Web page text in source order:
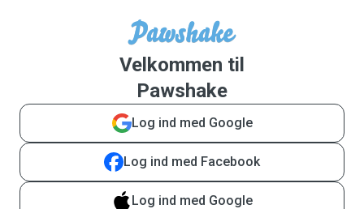
Velkommen til
Pawshake
Log ind med Google
Log ind med Facebook
Log ind med Google